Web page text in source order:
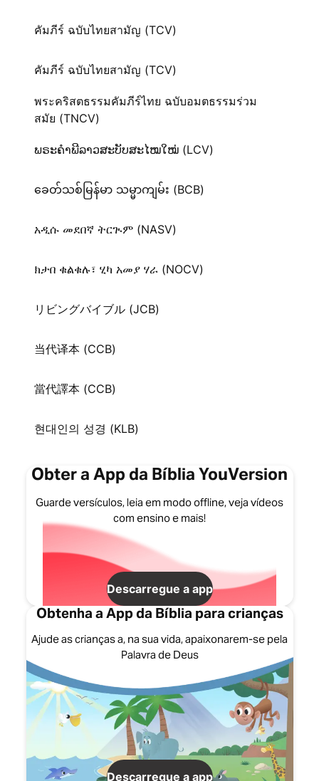
คัมภีร์ ฉบับไทยสามัญ (TCV)
คัมภีร์ ฉบับไทยสามัญ (TCV)
พระคริสตธรรมคัมภีร์ไทย ฉบับอมตธรรมร่วม
สมัย (TNCV)
ພຣະຄຳພີລາວສະບັບສະໄໝໃໝ່ (LCV)
ခေတ်သစ်​မြန်မာ သမ္မာကျမ်း (BCB)
አዲሱ መደበኛ ትርጒም (NASV)
ክታበ ቁልቁሉ፣ ሂካ አመያ ሃራ (NOCV)
リビングバイブル (JCB)
当代译本 (CCB)
當代譯本 (CCB)
현대인의 성경 (KLB)
Obter a App da Bíblia YouVersion
Guarde versículos, leia em modo offline, veja vídeos
com ensino e mais!
Descarregue a app
Obtenha a App da Bíblia para crianças
Ajude as crianças a, na sua vida, apaixonarem-se pela
Palavra de Deus
Descarregue a app